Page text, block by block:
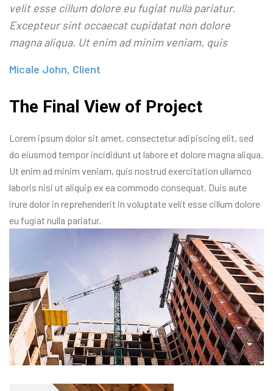
velit esse cillum dolore eu fugiat nulla pariatur.
Excepteur sint occaecat cupidatat non dolore
magna aliqua. Ut enim ad minim veniam, quis
Micale John, Client
The Final View of Project
Lorem ipsum dolor sit amet, consectetur adipiscing elit, sed
do eiusmod tempor incididunt ut labore et dolore magna aliqua.
Ut enim ad minim veniam, quis nostrud exercitation ullamco
laboris nisi ut aliquip ex ea commodo consequat. Duis aute
irure dolor in reprehenderit in voluptate velit esse cillum dolore
eu fugiat nulla pariatur.